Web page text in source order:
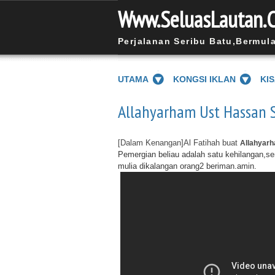
Perjalanan Seribu
UTAMA KONGSI IKLAN
Allahyarham Ust
[Dalam Kenangan]Al Fatihah buat
Pemergian beliau adalah satu kehilangan,s
mulia dikalangan orang2 beriman.amin.